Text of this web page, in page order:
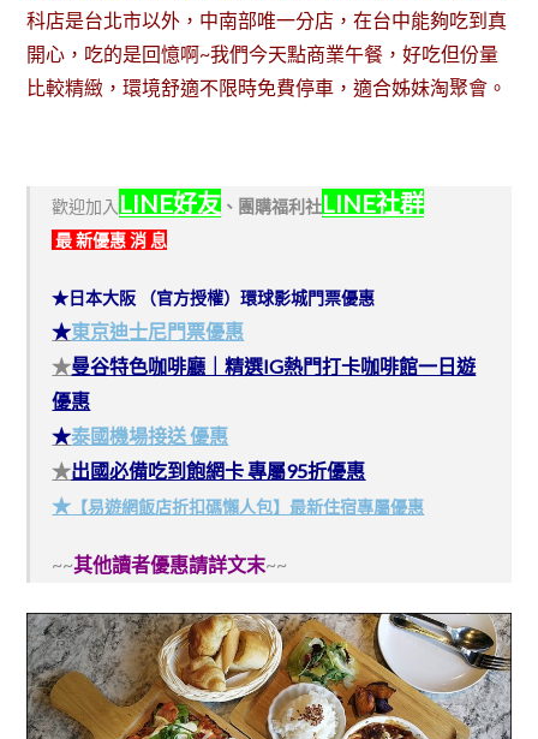
科店是台北市以外，中南部唯一分店，在台中能夠吃到真
開心，吃的是回憶啊~我們今天點商業午餐，好吃但份量
比較精緻，環境舒適不限時免費停車，適合姊妹淘聚會。
歡迎加入 LINE好友 、 團購福利社LINE社群
最 新優惠 消 息
★日本大阪 （官方授權）環球影城門票優惠
★東京迪士尼門票優惠
★曼谷特色咖啡廳｜精選IG熱門打卡咖啡館一日遊
優惠
★泰國機場接送 優惠
★出國必備吃到飽網卡 專屬95折優惠
★ 【易遊網飯店折扣碼懶人包】最新住宿專屬優惠
~~其他讀者優惠請詳文末~~